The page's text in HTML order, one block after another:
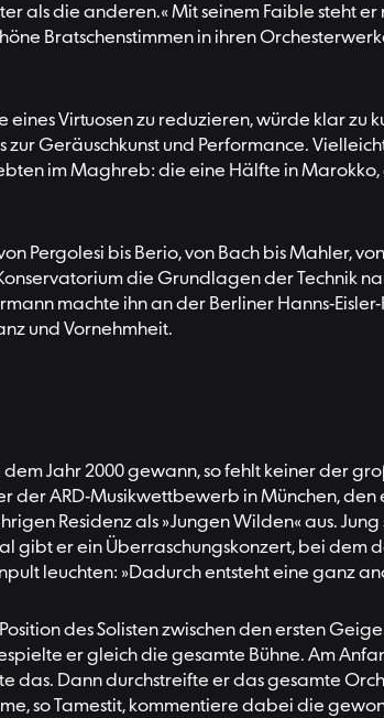
als die anderen.« Mit seinem Faible steht
Bratschenstimmen in ihren
Virtuosen zu reduzieren, würde klar zu
Geräuschkunst und Performance.
im Maghreb: die eine Hälfte in
Pergolesi bis Berio, von Bach bis Mahler,
die Grundlagen der Technik
machte ihn an der Berliner Hanns-
und Vornehmheit.
Jahr 2000 gewann, so fehlt keiner der
ARD-Musikwettbewerb in München, den
Residenz als »Jungen Wilden« aus.
gibt er ein Überraschungskonzert, bei dem
leuchten: »Dadurch entsteht eine ganz
des Solisten zwischen den ersten
er gleich die gesamte Bühne. Am
das. Dann durchstreifte er das gesamte
so Tamestit, kommentiere dabei die